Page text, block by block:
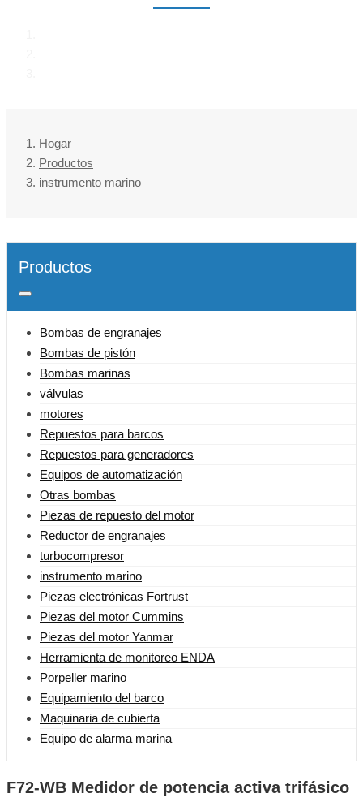
Hogar
Productos
instrumento marino
Productos
Bombas de engranajes
Bombas de pistón
Bombas marinas
válvulas
motores
Repuestos para barcos
Repuestos para generadores
Equipos de automatización
Otras bombas
Piezas de repuesto del motor
Reductor de engranajes
turbocompresor
instrumento marino
Piezas electrónicas Fortrust
Piezas del motor Cummins
Piezas del motor Yanmar
Herramienta de monitoreo ENDA
Porpeller marino
Equipamiento del barco
Maquinaria de cubierta
Equipo de alarma marina
F72-WB Medidor de potencia activa trifásico